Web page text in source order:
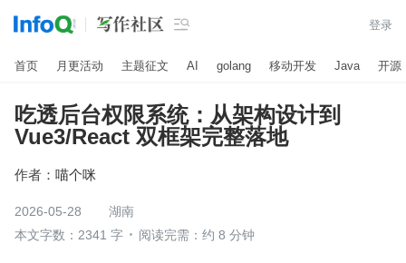
 登录
首页 月更活动 主题征文 AI golang 移动开发 Java 开源
吃透后台权限系统：从架构设计到
Vue3/React 双框架完整落地
作者： 喵个咪
2026-05-28
湖南
本文字数：2341 字
阅读完需：约 8 分钟